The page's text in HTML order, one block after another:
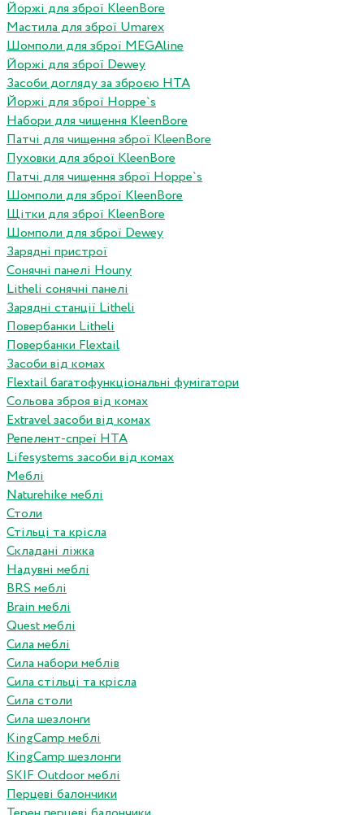
Йоржі для зброї KleenBore
Мастила для зброї Umarex
Шомполи для зброї MEGAline
Йоржі для зброї Dewey
Засоби догляду за зброєю HTA
Йоржі для зброї Hoppe`s
Набори для чищення KleenBore
Патчі для чищення зброї KleenBore
Пуховки для зброї KleenBore
Патчі для чищення зброї Hoppe`s
Шомполи для зброї KleenBore
Щітки для зброї KleenBore
Шомполи для зброї Dewey
Зарядні пристрої
Сонячні панелі Houny
Litheli сонячні панелі
Зарядні станції Litheli
Повербанки Litheli
Повербанки Flextail
Засоби від комах
Flextail багатофункціональні фумігатори
Сольова зброя від комах
Extravel засоби від комах
Репелент-спреї HTA
Lifesystems засоби від комах
Меблі
Naturehike меблі
Столи
Стільці та крісла
Складані ліжка
Надувні меблі
BRS меблі
Brain меблі
Quest меблі
Сила меблі
Сила набори меблів
Сила стільці та крісла
Сила столи
Сила шезлонги
KingCamp меблі
KingCamp шезлонги
SKIF Outdoor меблі
Перцеві балончики